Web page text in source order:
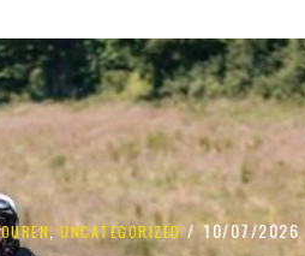
,UNCATEGORIZED 10/07/2026